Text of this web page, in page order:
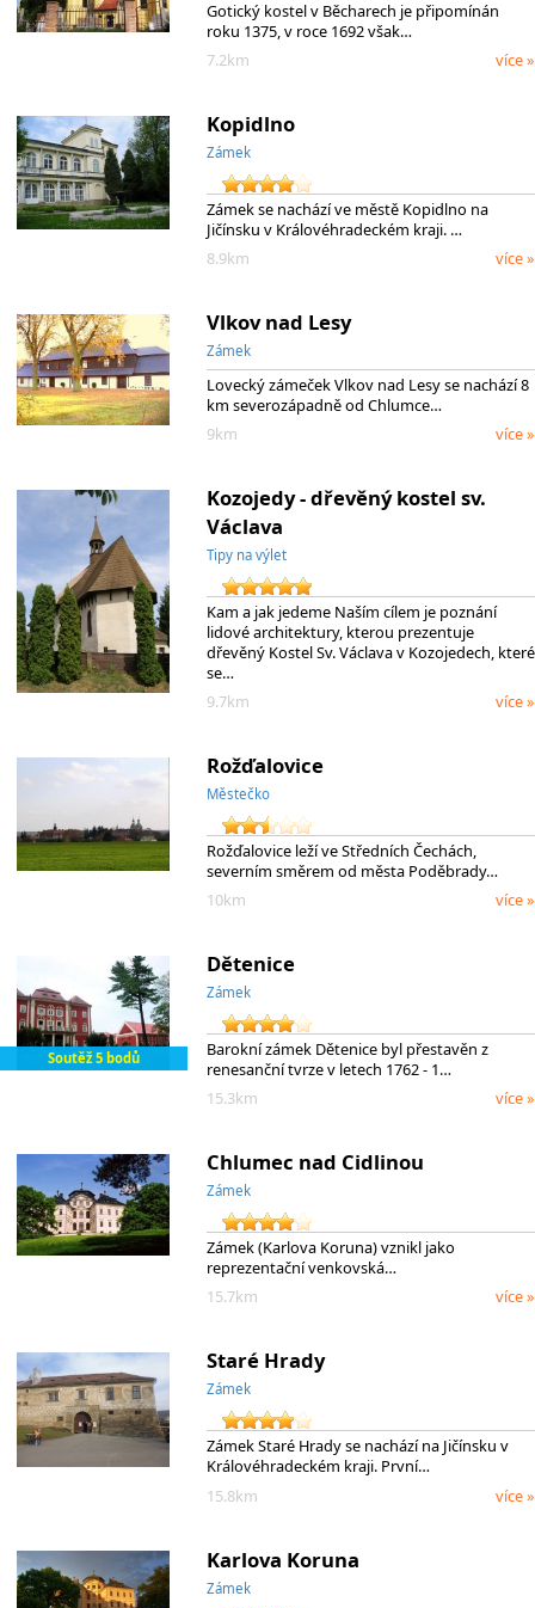
Gotický kostel v Běcharech je připomínán
roku 1375, v roce 1692 však…
7.2km
více »
Kopidlno
Zámek
Zámek se nachází ve městě Kopidlno na
Jičínsku v Královéhradeckém kraji. …
8.9km
více »
Vlkov nad Lesy
Zámek
Lovecký zámeček Vlkov nad Lesy se nachází 8
km severozápadně od Chlumce…
9km
více »
Kozojedy - dřevěný kostel sv.
Václava
Tipy na výlet
Kam a jak jedeme Naším cílem je poznání
lidové architektury, kterou prezentuje
dřevěný Kostel Sv. Václava v Kozojedech, které
se…
9.7km
více »
Rožďalovice
Městečko
Rožďalovice leží ve Středních Čechách,
severním směrem od města Poděbrady…
10km
více »
Soutěž 5 bodů
Dětenice
Zámek
Barokní zámek Dětenice byl přestavěn z
renesanční tvrze v letech 1762 - 1…
15.3km
více »
Chlumec nad Cidlinou
Zámek
Zámek (Karlova Koruna) vznikl jako
reprezentační venkovská…
15.7km
více »
Staré Hrady
Zámek
Zámek Staré Hrady se nachází na Jičínsku v
Královéhradeckém kraji. První…
15.8km
více »
Karlova Koruna
Zámek